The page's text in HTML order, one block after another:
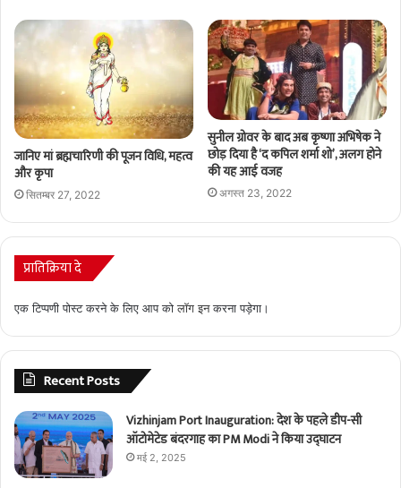
जानिए मां ब्रह्मचारिणी की पूजन विधि, महत्व
और कृपा
सितम्बर 27, 2022
सुनील ग्रोवर के बाद अब कृष्णा अभिषेक ने
छोड़ दिया है ‘द कपिल शर्मा शो’, अलग होने
की यह आई वजह
अगस्त 23, 2022
प्रातिक्रिया दे
एक टिप्पणी पोस्ट करने के लिए आप कोलॉग इनकरना पड़ेगा।
Recent Posts
Vizhinjam Port Inauguration: देश के पहले डीप-सी
ऑटोमेटेड बंदरगाह का PM Modi ने किया उद्घाटन
मई 2, 2025